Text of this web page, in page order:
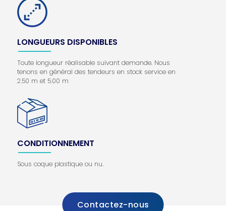
LONGUEURS DISPONIBLES
Toute longueur réalisable suivant demande. Nous
tenons en général des tendeurs en stock service en
2.50 m et 5.00 m
CONDITIONNEMENT
Sous coque plastique ou nu.
Contactez-nous